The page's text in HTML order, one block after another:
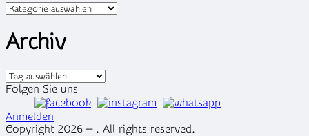
Kategorien
Archiv
Archiv
Folgen Sie uns
Anmelden
Copyright 2026 — . All rights reserved.